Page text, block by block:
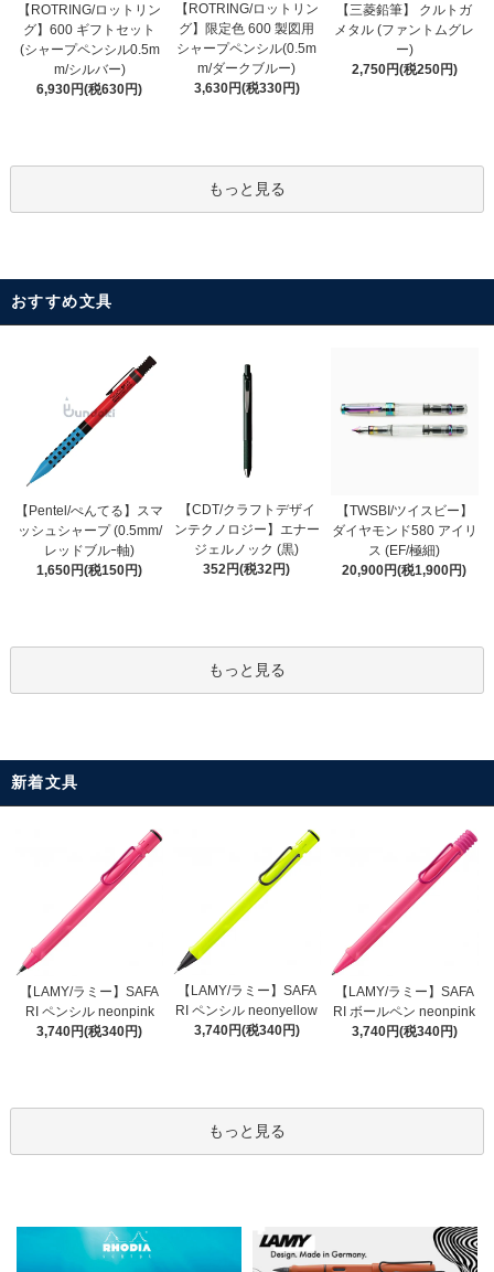
【ROTRING/ロットリン
グ】600 ギフトセット
(シャープペンシル0.5m
m/シルバー)
6,930円(税630円)
【ROTRING/ロットリン
グ】限定色 600 製図用
シャープペンシル(0.5m
m/ダークブルー)
3,630円(税330円)
【三菱鉛筆】 クルトガ
メタル (ファントムグレ
ー)
2,750円(税250円)
もっと見る
おすすめ文具
【Pentel/ぺんてる】スマ
ッシュシャープ (0.5mm/
レッドブルｰ軸)
1,650円(税150円)
【CDT/クラフトデザイ
ンテクノロジー】エナー
ジェルノック (黒)
352円(税32円)
【TWSBI/ツイスビー】
ダイヤモンド580 アイリ
ス (EF/極細)
20,900円(税1,900円)
もっと見る
新着文具
【LAMY/ラミー】SAFA
RI ペンシル neonpink
3,740円(税340円)
【LAMY/ラミー】SAFA
RI ペンシル neonyellow
3,740円(税340円)
【LAMY/ラミー】SAFA
RI ボールペン neonpink
3,740円(税340円)
もっと見る